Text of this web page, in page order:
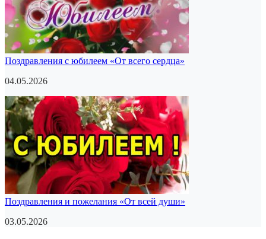
Поздравления с юбилеем «От всего сердца»
04.05.2026
Поздравления и пожелания «От всей души»
03.05.2026